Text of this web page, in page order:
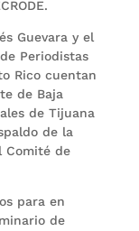
Guevara y el
Periodistas
Rico cuentan
de Baja
de Tijuana
de la
Comité de
para en
de